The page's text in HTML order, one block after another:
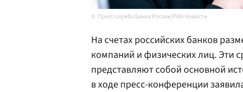
Пресс-служба Банка России/РИА Новости
На счетах российских банков
компаний и физических лиц. Эти
представляют собой основной
в ходе пресс-конференции